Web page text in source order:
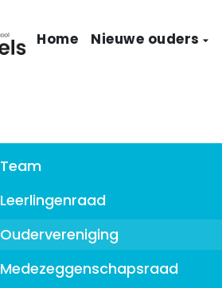
Home Nieuwe ouders
Team
Leerlingenraad
Oudervereniging
Medezeggenschapsraad